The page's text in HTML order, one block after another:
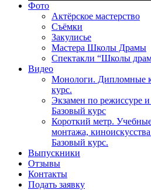
Фото
Актёрское мастерство
Съёмки
Закулисье
Мастера Школы Драмы
Спектакли “Школы
Видео
Монологи. Дипломные
курс.
Экзамен по режиссуре и
Базовый курс
Короткий метр.
монтажа,
Базовый курс.
Выпускники
Отзывы
Контакты
Подать заявку